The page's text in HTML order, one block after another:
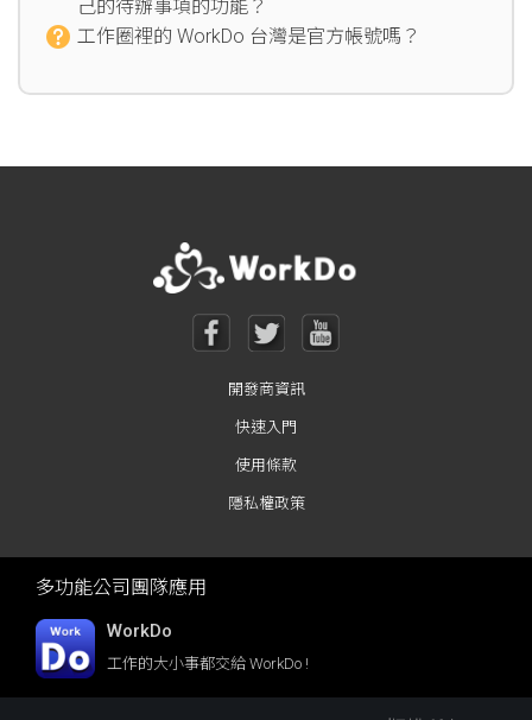
己的待辦事項的功能？
工作圈裡的 WorkDo 台灣是官方帳號嗎？
開發商資訊
快速入門
使用條款
隱私權政策
多功能公司團隊應用
WorkDo
工作的大小事都交給 WorkDo !